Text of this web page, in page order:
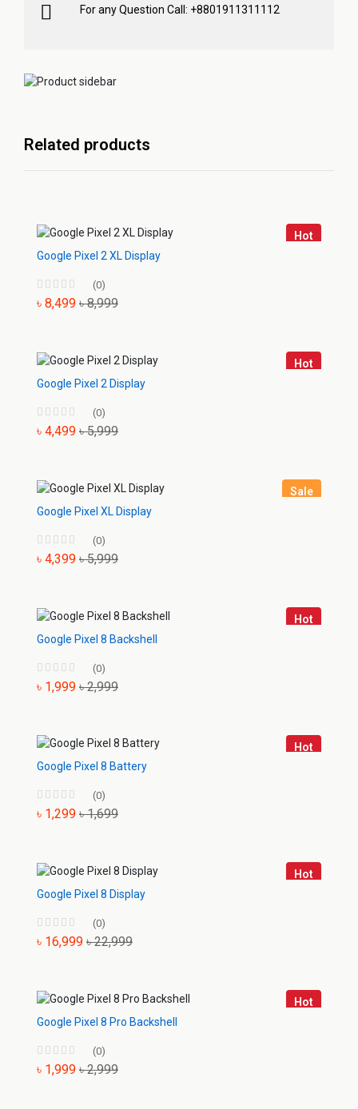
For any Question Call: +8801911311112
Related products
Hot
Google Pixel 2 XL Display
(0)
৳ 8,499 ৳ 8,999
Hot
Google Pixel 2 Display
(0)
৳ 4,499 ৳ 5,999
Sale
Google Pixel XL Display
(0)
৳ 4,399 ৳ 5,999
Hot
Google Pixel 8 Backshell
(0)
৳ 1,999 ৳ 2,999
Hot
Google Pixel 8 Battery
(0)
৳ 1,299 ৳ 1,699
Hot
Google Pixel 8 Display
(0)
৳ 16,999 ৳ 22,999
Hot
Google Pixel 8 Pro Backshell
(0)
৳ 1,999 ৳ 2,999